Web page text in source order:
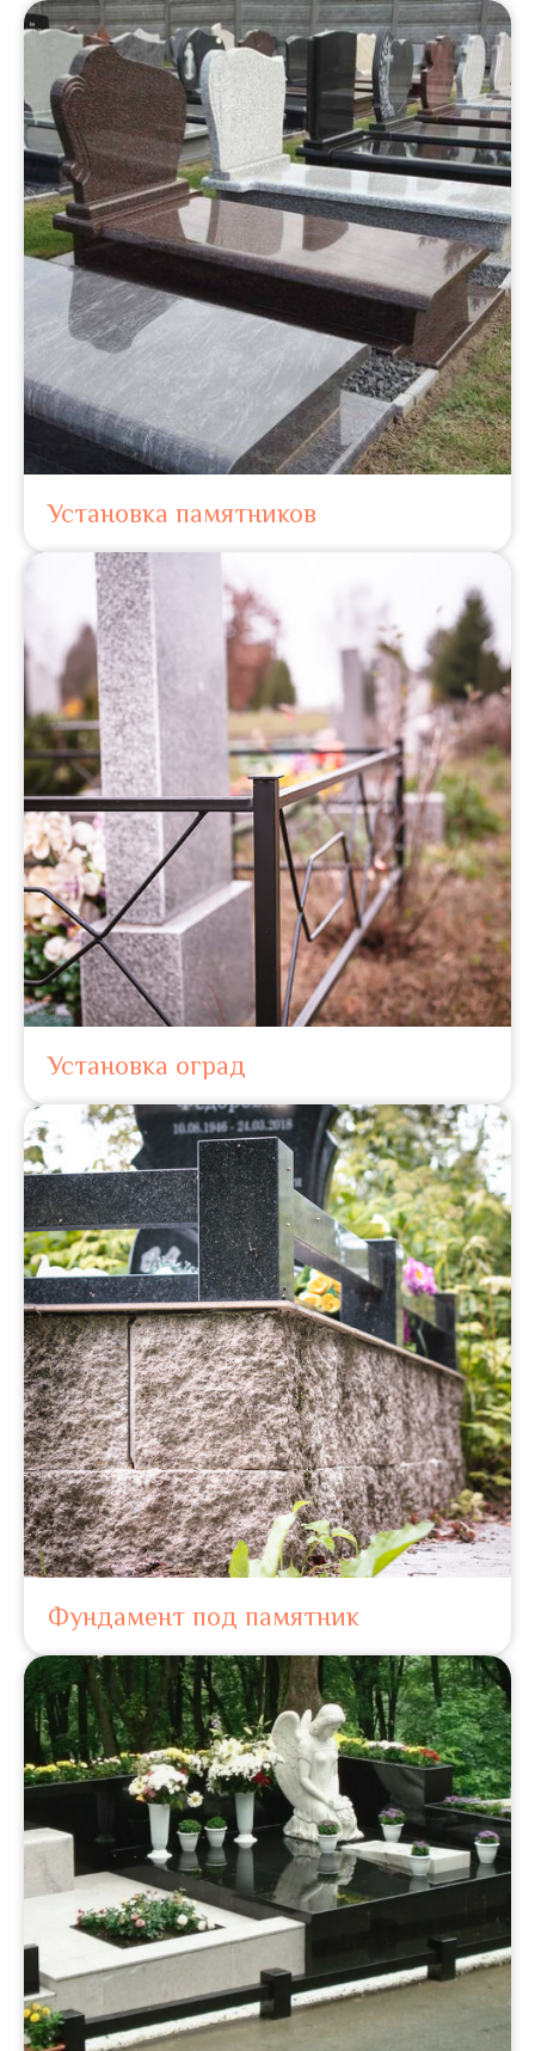
Установка памятников
Установка оград
Фундамент под памятник